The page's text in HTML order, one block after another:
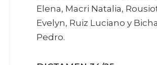
Elena, Macri Natalia,
Evelyn, Ruiz Luciano y
Pedro.